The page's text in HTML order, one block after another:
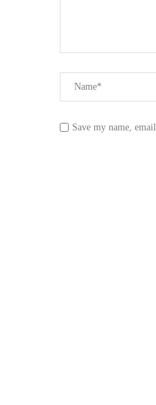
Save my name,